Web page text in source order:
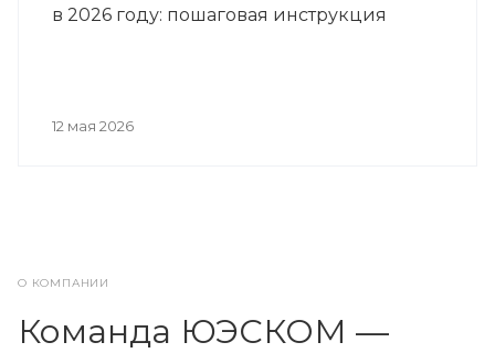
в 2026 году: пошаговая инструкция
12 мая 2026
О КОМПАНИИ
Команда ЮЭСКОМ —